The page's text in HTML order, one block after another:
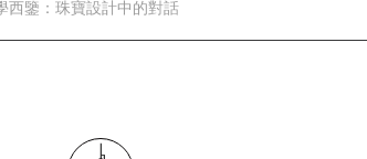
西鑒：珠寶設計中的對話